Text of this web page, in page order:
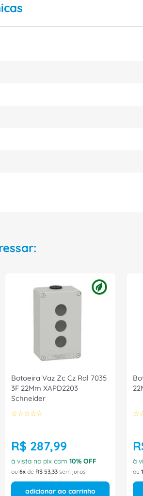
Botoeira Vaz Zc Cz Ral 7035
3F 22Mm XAPD2203
Schneider
☆☆☆☆☆
R$ 287,99
à vista no pix com 10% OFF
ou 6 de R$ 53,33 sem juros
adicionar ao carrinho
☆
à
ou